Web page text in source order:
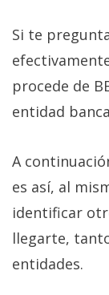
Si te
procede de
entidad
A
es así, al
identificar
llegarte,
entidades.